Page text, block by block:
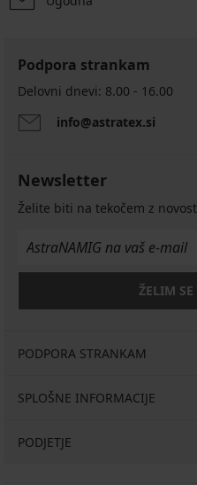
Podpora strankam
Delovni dnevi: 8.00 - 16.00
info@astratex.si
Newsletter
Želite biti na tekočem z
ŽELIM
PODPORA STRANKAM
SPLOŠNE INFORMACIJE
PODJETJE